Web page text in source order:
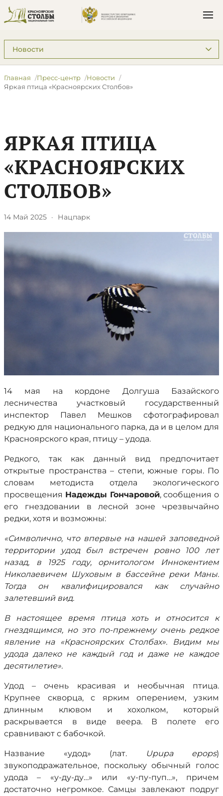
Подразделы: Пресс-центр
Главная Пресс-центр
Новости
Яркая птица «Красноярских Столбов»
ЯРКАЯ ПТИЦА
«КРАСНОЯРСКИХ
СТОЛБОВ»
14 Май 2025 · Нацпарк
14 мая на кордоне Долгуша Базайского
лесничества участковый государственный
инспектор Павел Мешков сфотографировал
редкую для национального парка, да и в целом для
Красноярского края, птицу – удода.
Редкого, так как данный вид предпочитает
открытые пространства – степи, южные горы. По
словам методиста отдела экологического
просвещения Надежды Гончаровой, сообщения о
его гнездовании в лесной зоне чрезвычайно
редки, хотя и возможны:
«Символично, что впервые на нашей заповедной
территории удод был встречен ровно 100 лет
назад, в 1925 году, орнитологом Иннокентием
Николаевичем Шуховым в бассейне реки Маны.
Тогда он квалифицировался как случайно
залетевший вид.
В настоящее время птица хоть и относится к
гнездящимся, но это по-прежнему очень редкое
явление на «Красноярских Столбах». Видим мы
удода далеко не каждый год и даже не каждое
десятилетие».
Удод – очень красивая и необычная птица.
Крупнее скворца, с ярким оперением, узким
длинным клювом и хохолком, который
раскрывается в виде веера. В полете его
сравнивают с бабочкой.
Название «удод» (лат. Upupa epops)
звукоподражательное, поскольку обычный голос
удода – «у-ду-ду…» или «у-пу-пуп…», причем
достаточно негромкое. Самцы завлекают подруг